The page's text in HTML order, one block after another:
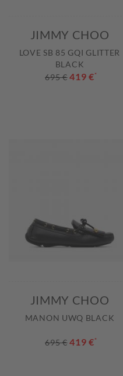
JIMMY CHOO
LOVE SB 85 GQI GLITTER
BLACK
695 € 419 €*
JIMMY CHOO
MANON UWQ BLACK
695 € 419 €*